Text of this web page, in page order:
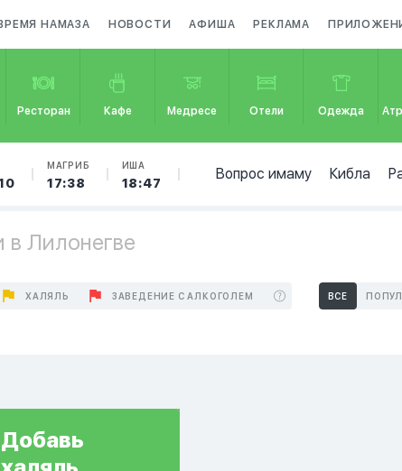
НАМАЗА НОВОСТИ АФИША РЕКЛАМА
Ресторан Кафе Медресе Отели Одежда
МАГРИБ
17:38
ИША
18:47
Вопрос имаму Кибла
в Лилонегве
ХАЛЯЛЬ ЗАВЕДЕНИЕ С АЛКОГОЛЕМ ВСЕ
Добавь